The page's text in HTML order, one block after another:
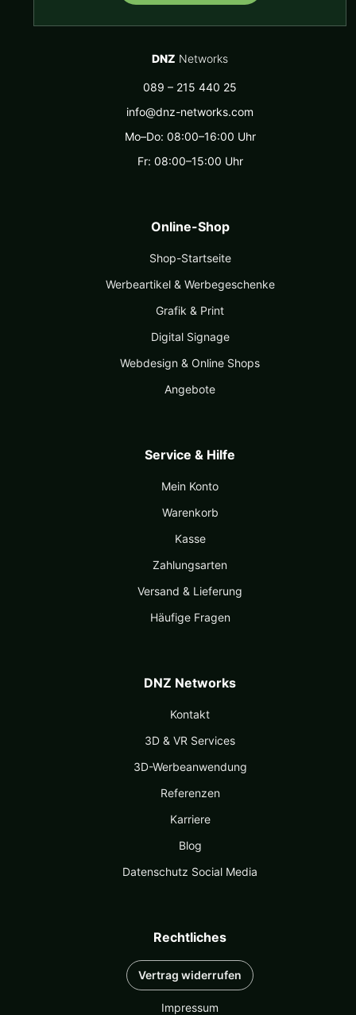
DNZ Networks
089 – 215 440 25
info@dnz-networks.com
Mo–Do: 08:00–16:00 Uhr
Fr: 08:00–15:00 Uhr
Online-Shop
Shop-Startseite
Werbeartikel & Werbegeschenke
Grafik & Print
Digital Signage
Webdesign & Online Shops
Angebote
Service & Hilfe
Mein Konto
Warenkorb
Kasse
Zahlungsarten
Versand & Lieferung
Häufige Fragen
DNZ Networks
Kontakt
3D & VR Services
3D-Werbeanwendung
Referenzen
Karriere
Blog
Datenschutz Social Media
Rechtliches
Vertrag widerrufen
Impressum